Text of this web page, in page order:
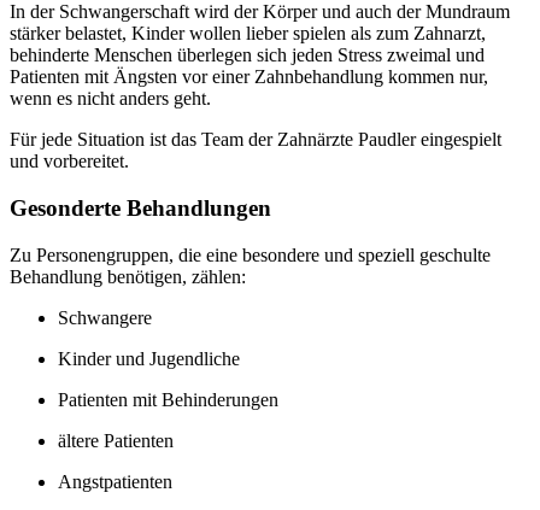
In der Schwangerschaft wird der Körper und auch der Mundraum
stärker belastet, Kinder wollen lieber spielen als zum Zahnarzt,
behinderte Menschen überlegen sich jeden Stress zweimal und
Patienten mit Ängsten vor einer Zahnbehandlung kommen nur,
wenn es nicht anders geht.
Für jede Situation ist das Team der Zahnärzte Paudler eingespielt
und vorbereitet.
Gesonderte Behandlungen
Zu Personengruppen, die eine besondere und speziell geschulte
Behandlung benötigen, zählen:
Schwangere
Kinder und Jugendliche
Patienten mit Behinderungen
ältere Patienten
Angstpatienten